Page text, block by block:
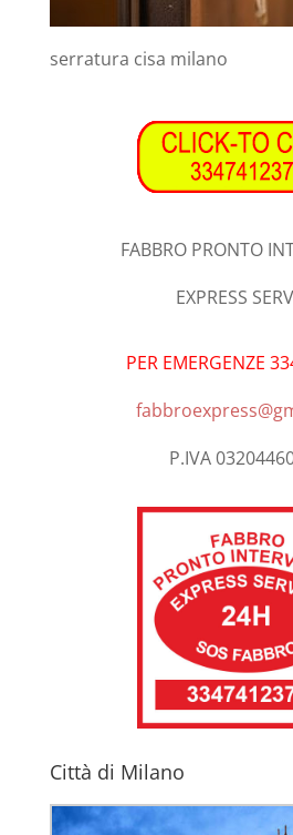
serratura cisa milano
FABBRO PRONTO
EXPRESS
PER EMERGENZE
P.IVA
Città di Milano